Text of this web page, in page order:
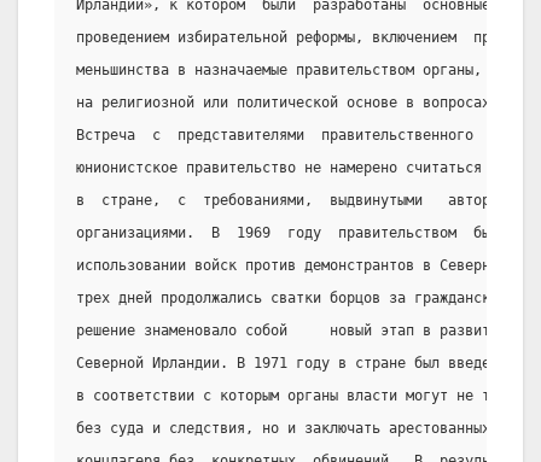
Ирландии», к котором  были  разработаны  основные
проведением избирательной реформы, включением
меньшинства в назначаемые правительством органы,
на религиозной или политической основе в вопросах
Встреча  с  представителями  правительственного
юнионистское правительство не намерено считаться с
в  стране,  с  требованиями,  выдвинутыми
организациями.  В  1969  году  правительством  было
использовании войск против демонстрантов в Северной
трех дней продолжались сватки борцов за гражданские
решение знаменовало собой     новый этап в развитии
Северной Ирландии. В 1971 году в стране был введен
в соответствии с которым органы власти могут не
без суда и следствия, но и заключать арестованных в